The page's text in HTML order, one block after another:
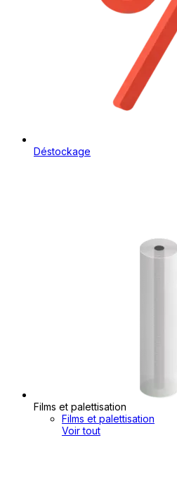
Déstockage
Films et palettisation
Films et palettisation
Voir tout